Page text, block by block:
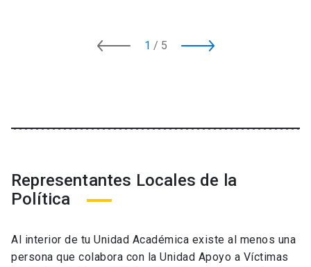
1 / 5
Representantes Locales de la
Política
Al interior de tu Unidad Académica existe al menos una
persona que colabora con la Unidad Apoyo a Víctimas